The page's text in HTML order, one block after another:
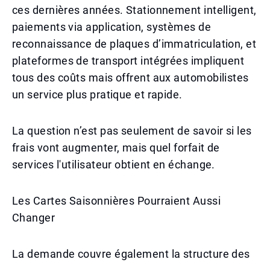
ces dernières années. Stationnement intelligent,
paiements via application, systèmes de
reconnaissance de plaques d’immatriculation, et
plateformes de transport intégrées impliquent
tous des coûts mais offrent aux automobilistes
un service plus pratique et rapide.
La question n’est pas seulement de savoir si les
frais vont augmenter, mais quel forfait de
services l'utilisateur obtient en échange.
Les Cartes Saisonnières Pourraient Aussi
Changer
La demande couvre également la structure des